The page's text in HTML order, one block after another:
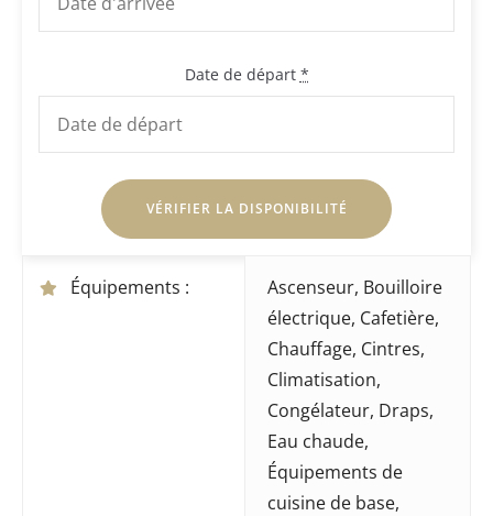
Date de départ *
Équipements : Ascenseur, Bouilloire
électrique, Cafetière,
Chauffage, Cintres,
Climatisation,
Congélateur, Draps,
Eau chaude,
Équipements de
cuisine de base,